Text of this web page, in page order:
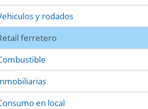
y rodados
ferretero
en local